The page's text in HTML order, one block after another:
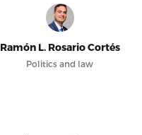
Ramón L. Rosario Cortés
Politics and law